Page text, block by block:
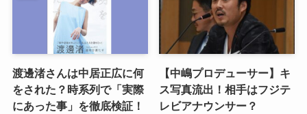
渡邊渚さんは中居正広に何
をされた？時系列で「実際
にあった事」を徹底検証！
【中嶋プロデューサー】キ
ス写真流出！相手はフジテ
レビアナウンサー？